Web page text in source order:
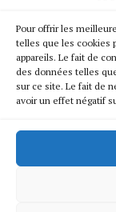
Pour offrir les
telles que les cookies
appareils. Le fait de
des données telles
sur ce site. Le fait de
avoir un effet négatif
Politique de
Quelques
Changement de
Fermeture